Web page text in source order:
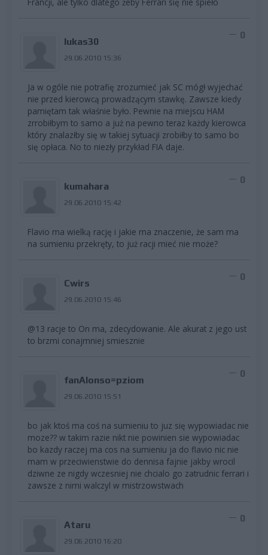
lukas30
29.06.2010 15:36
0
Ja w ogóle nie potrafię zrozumieć jak SC mógł wyjechać
nie przed kierowcą prowadzącym stawkę. Zawsze kiedy
pamiętam tak właśnie było. Pewnie na miejscu HAM
zrrobiłbym to samo a już na pewno teraz każdy kierowca
który znalazłby się w takiej sytuacji zrobiłby to samo bo
się opłaca. No to niezły przykład FIA daje.
kumahara
29.06.2010 15:42
0
Flavio ma wielką rację i jakie ma znaczenie, że sam ma
na sumieniu przekręty, to już racji mieć nie może?
Cwirs
29.06.2010 15:46
0
@13 racje to On ma, zdecydowanie. Ale akurat z jego ust
to brzmi conajmniej smiesznie
fanAlonso=pziom
29.06.2010 15:51
0
bo jak ktoś ma coś na sumieniu to juz się wypowiadac nie
moze?? w takim razie nikt nie powinien sie wypowiadac
bo kazdy raczej ma cos na sumieniu ja do flavio nic nie
mam w przeciwienstwie do dennisa fajnie jakby wrocil
dziwne ze nigdy wczesniej nie chcialo go zatrudnic ferrari i
zawsze z nimi walczyl w mistrzowstwach
Ataru
29.06.2010 16:20
0